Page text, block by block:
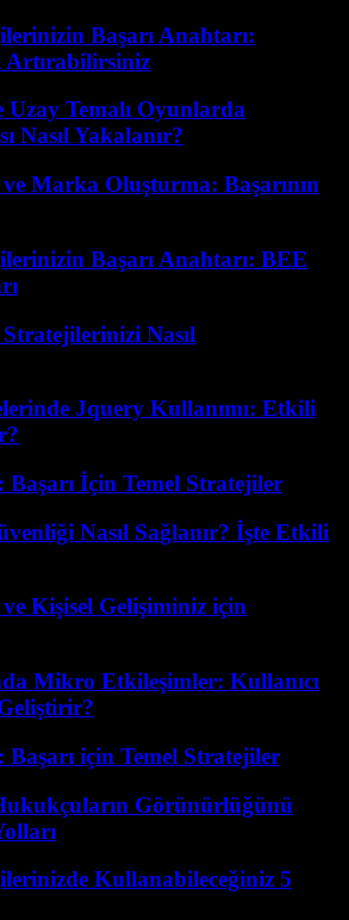
Başarı Anahtarı:
Artırabilirsiniz
Temalı Oyunlarda
Nasıl Yakalanır?
Marka Oluşturma: Başarının
Başarı Anahtarı: BEE
Nasıl
Jquery Kullanımı: Etkili
İçin Temel Stratejiler
Nasıl Sağlanır? İşte Etkili
Kişisel Gelişiminiz için
Mikro Etkileşimler: Kullanıcı
için Temel Stratejiler
Görünürlüğünü
Kullanabileceğiniz 5